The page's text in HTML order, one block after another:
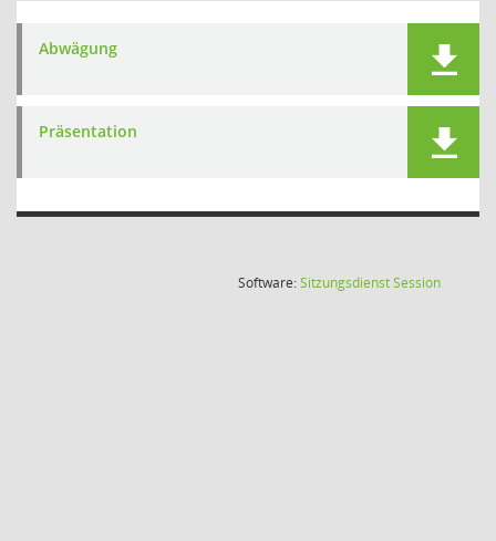
Abwägung
Präsentation
Software:SitzungsdienstSession(Wird in